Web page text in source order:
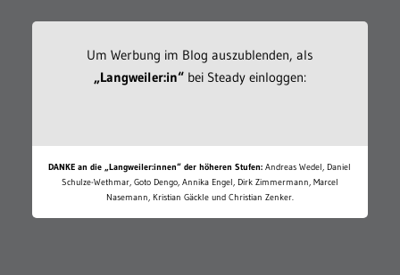
Um Werbung im Blog auszublenden, als
„Langweiler:in“bei Steady einloggen:
DANKE an die „Langweiler:innen“ der höheren Stufen: Andreas Wedel, Daniel
Schulze-Wethmar, Goto Dengo, Annika Engel, Dirk Zimmermann, Marcel
Nasemann, Kristian Gäckle und Christian Zenker.